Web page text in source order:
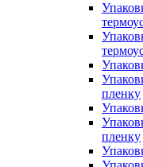
пленку
пленку